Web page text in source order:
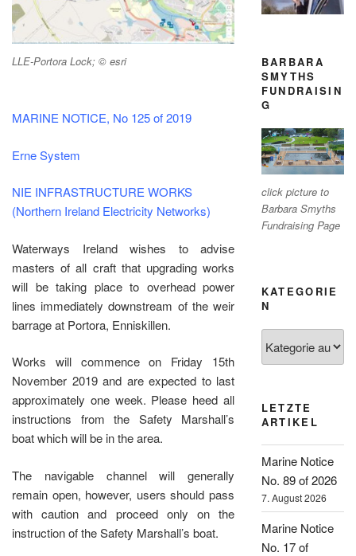
LLE-Portora Lock; © esri
MARINE NOTICE, No 125 of 2019
Erne System
NIE INFRASTRUCTURE WORKS
(Northern Ireland Electricity Networks)
Waterways Ireland wishes to advise
masters of all craft that upgrading works
will be taking place to overhead power
lines immediately downstream of the weir
barrage at Portora, Enniskillen.
Works will commence on Friday 15th
November 2019 and are expected to last
approximately one week. Please heed all
instructions from the Safety Marshall’s
boat which will be in the area.
The navigable channel will generally
remain open, however, users should pass
with caution and proceed only on the
instruction of the Safety Marshall’s boat.
BARBARA
SMYTHS
FUNDRAISIN
G
click picture to
Barbara Smyths
Fundraising Page
KATEGORIE
N
LETZTE
ARTIKEL
Marine Notice
No. 89 of 2026
7. August 2026
Marine Notice
No. 17 of